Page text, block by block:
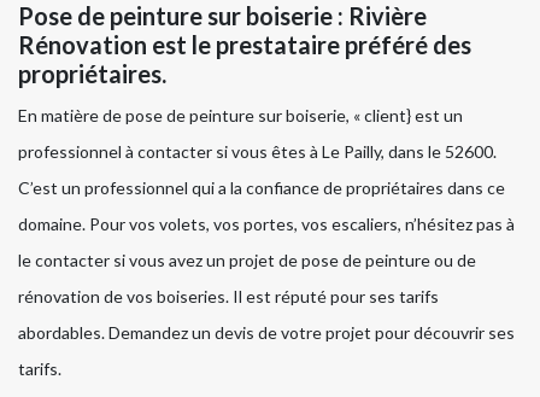
Pose de peinture sur boiserie : Rivière
Rénovation est le prestataire préféré des
propriétaires.
En matière de pose de peinture sur boiserie, « client} est un
professionnel à contacter si vous êtes à Le Pailly, dans le 52600.
C’est un professionnel qui a la confiance de propriétaires dans ce
domaine. Pour vos volets, vos portes, vos escaliers, n’hésitez pas à
le contacter si vous avez un projet de pose de peinture ou de
rénovation de vos boiseries. Il est réputé pour ses tarifs
abordables. Demandez un devis de votre projet pour découvrir ses
tarifs.